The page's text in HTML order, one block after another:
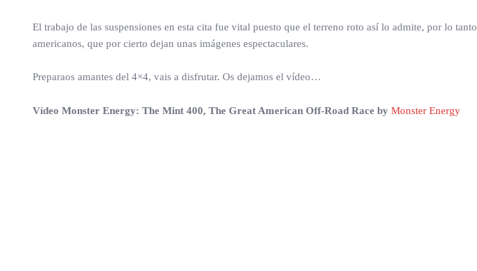
El trabajo de las suspensiones en esta cita fue vital puesto que el terreno roto así lo admite, por lo
americanos, que por cierto dejan unas imágenes espectaculares.
Preparaos amantes del 4×4, vais a disfrutar. Os dejamos el vídeo…
Vídeo Monster Energy: The Mint 400, The Great American Off-Road Race by Monster Energy